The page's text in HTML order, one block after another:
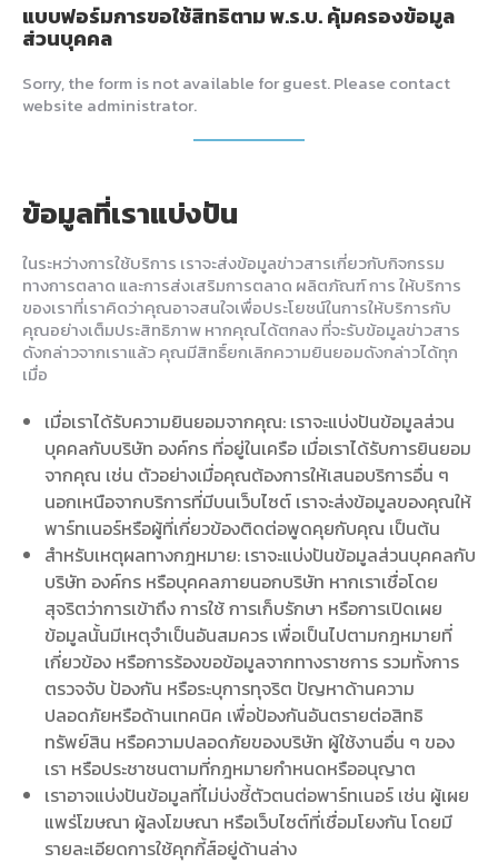
แบบฟอร์มการขอใช้สิทธิตาม พ.ร.บ. คุ้มครองข้อมูล
ส่วนบุคคล
Sorry, the form is not available for guest. Please contact
website administrator.
ข้อมูลที่เราแบ่งปัน
ในระหว่างการใช้บริการ เราจะส่งข้อมูลข่าวสารเกี่ยวกับกิจกรรม
ทางการตลาด และการส่งเสริมการตลาด ผลิตภัณฑ์ การ ให้บริการ
ของเราที่เราคิดว่าคุณอาจสนใจเพื่อประโยชน์ในการให้บริการกับ
คุณอย่างเต็มประสิทธิภาพ หากคุณได้ตกลง ที่จะรับข้อมูลข่าวสาร
ดังกล่าวจากเราแล้ว คุณมีสิทธิ์ยกเลิกความยินยอมดังกล่าวได้ทุก
เมื่อ
เมื่อเราได้รับความยินยอมจากคุณ: เราจะแบ่งปันข้อมูลส่วน
บุคคลกับบริษัท องค์กร ที่อยู่ในเครือ เมื่อเราได้รับการยินยอม
จากคุณ เช่น ตัวอย่างเมื่อคุณต้องการให้เสนอบริการอื่น ๆ
นอกเหนือจากบริการที่มีบนเว็บไซต์ เราจะส่งข้อมูลของคุณให้
พาร์ทเนอร์หรือผู้ที่เกี่ยวข้องติดต่อพูดคุยกับคุณ เป็นต้น
สำหรับเหตุผลทางกฎหมาย: เราจะแบ่งปันข้อมูลส่วนบุคคลกับ
บริษัท องค์กร หรือบุคคลภายนอกบริษัท หากเราเชื่อโดย
สุจริตว่าการเข้าถึง การใช้ การเก็บรักษา หรือการเปิดเผย
ข้อมูลนั้นมีเหตุจำเป็นอันสมควร เพื่อเป็นไปตามกฎหมายที่
เกี่ยวข้อง หรือการร้องขอข้อมูลจากทางราชการ รวมทั้งการ
ตรวจจับ ป้องกัน หรือระบุการทุจริต ปัญหาด้านความ
ปลอดภัยหรือด้านเทคนิค เพื่อป้องกันอันตรายต่อสิทธิ
ทรัพย์สิน หรือความปลอดภัยของบริษัท ผู้ใช้งานอื่น ๆ ของ
เรา หรือประชาชนตามที่กฎหมายกำหนดหรืออนุญาต
เราอาจแบ่งปันข้อมูลที่ไม่บ่งชี้ตัวตนต่อพาร์ทเนอร์ เช่น ผู้เผย
แพร่โฆษณา ผู้ลงโฆษณา หรือเว็บไซต์ที่เชื่อมโยงกัน โดยมี
รายละเอียดการใช้คุกกี้ส์อยู่ด้านล่าง